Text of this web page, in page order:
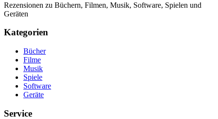
Rezensionen zu Büchern, Filmen, Musik, Software, Spielen und
Geräten
Kategorien
Bücher
Filme
Musik
Spiele
Software
Geräte
Service